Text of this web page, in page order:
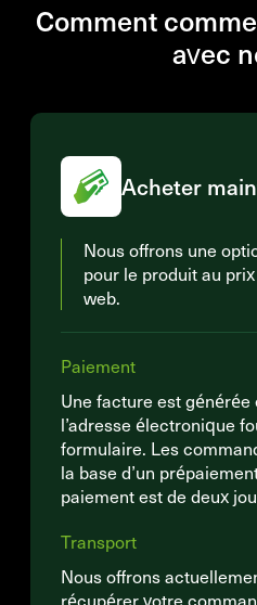
Comment
avec
Acheter
Nous offrons une
pour le produit au
web.
Paiement
Une facture est générée
l’adresse électronique
formulaire. Les
la base d’un
paiement est de deux
Transport
Nous offrons
récupérer votre